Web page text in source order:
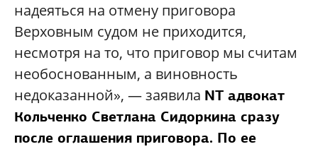
надеяться на отмену приговора
Верховным судом не приходится,
несмотря на то, что приговор мы считам
необоснованным, а виновность
недоказанной», — заявила NT адвокат
Кольченко Светлана Сидоркина сразу
после оглашения приговора. По ее